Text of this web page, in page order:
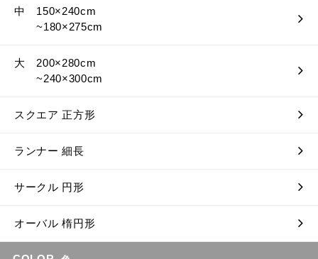
中 150×240cm
~180×275cm
大 200×280cm
~240×300cm
スクエア 正方形
ランナー 細長
サークル 円形
オーバル 楕円形